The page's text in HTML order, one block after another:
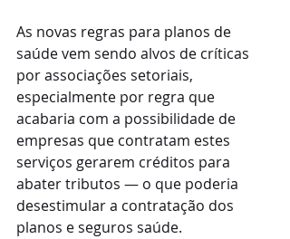
As novas regras para planos de
saúde vem sendo alvos de críticas
por associações setoriais,
especialmente por regra que
acabaria com a possibilidade de
empresas que contratam estes
serviços gerarem créditos para
abater tributos — o que poderia
desestimular a contratação dos
planos e seguros saúde.